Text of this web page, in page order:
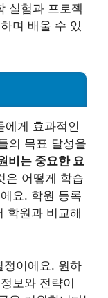
실험과 프로젝
며 배울 수 있
에게 효과적인
의 목표 달성을
비는 중요한 요
은 어떻게 학습
요. 학원 등록
학원과 비교해
정이에요. 원하
보와 전략이